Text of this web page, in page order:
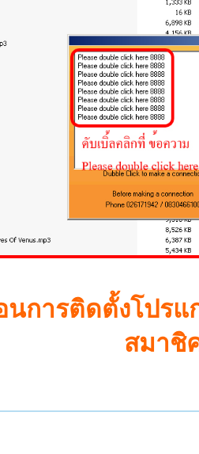
การติดตั้งโปรแ
สมาชิ